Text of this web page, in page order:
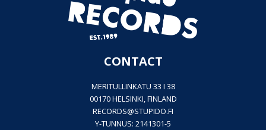
CONTACT
MERITULLINKATU 33 I 38
00170 HELSINKI, FINLAND
RECORDS@STUPIDO.FI
Y-TUNNUS: 2141301-5